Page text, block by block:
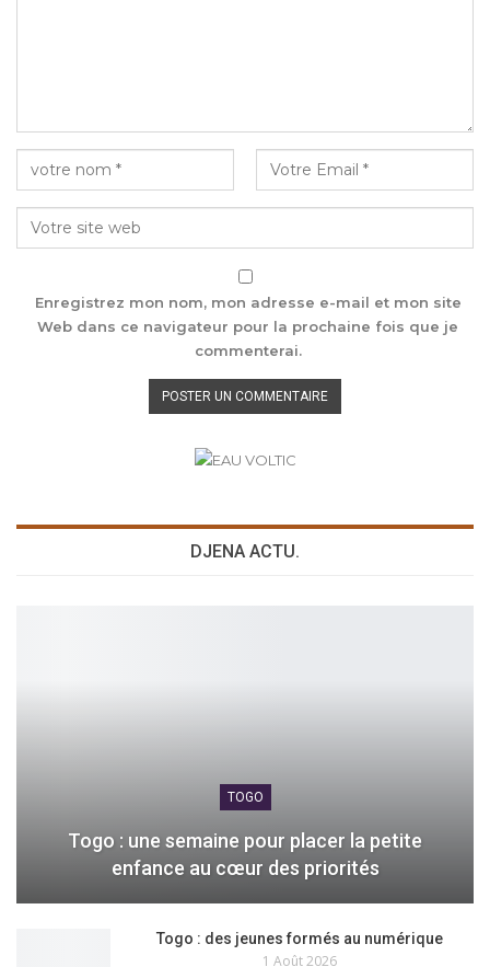
Enregistrez mon nom, mon adresse e-mail et mon site
Web dans ce navigateur pour la prochaine fois que je
commenterai.
DJENA ACTU.
TOGO
Togo : une semaine pour placer la petite
enfance au cœur des priorités
Togo : des jeunes formés au numérique
1 Août 2026